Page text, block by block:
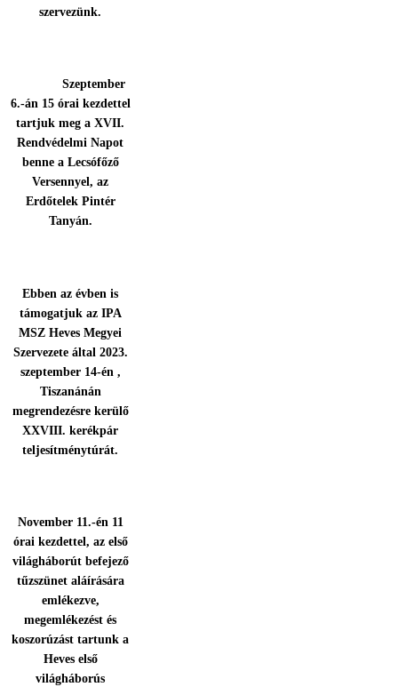
szervezünk.
Szeptember
6.-án 15 órai kezdettel
tartjuk meg a XVII.
Rendvédelmi Napot
benne a Lecsófőző
Versennyel, az
Erdőtelek Pintér
Tanyán.
Ebben az évben is
támogatjuk az IPA
MSZ Heves Megyei
Szervezete által 2023.
szeptember 14-én ,
Tiszanánán
megrendezésre kerülő
XXVIII. kerékpár
teljesítménytúrát.
November 11.-én 11
órai kezdettel, az első
világháborút befejező
tűzszünet aláírására
emlékezve,
megemlékezést és
koszorúzást tartunk a
Heves első
világháborús